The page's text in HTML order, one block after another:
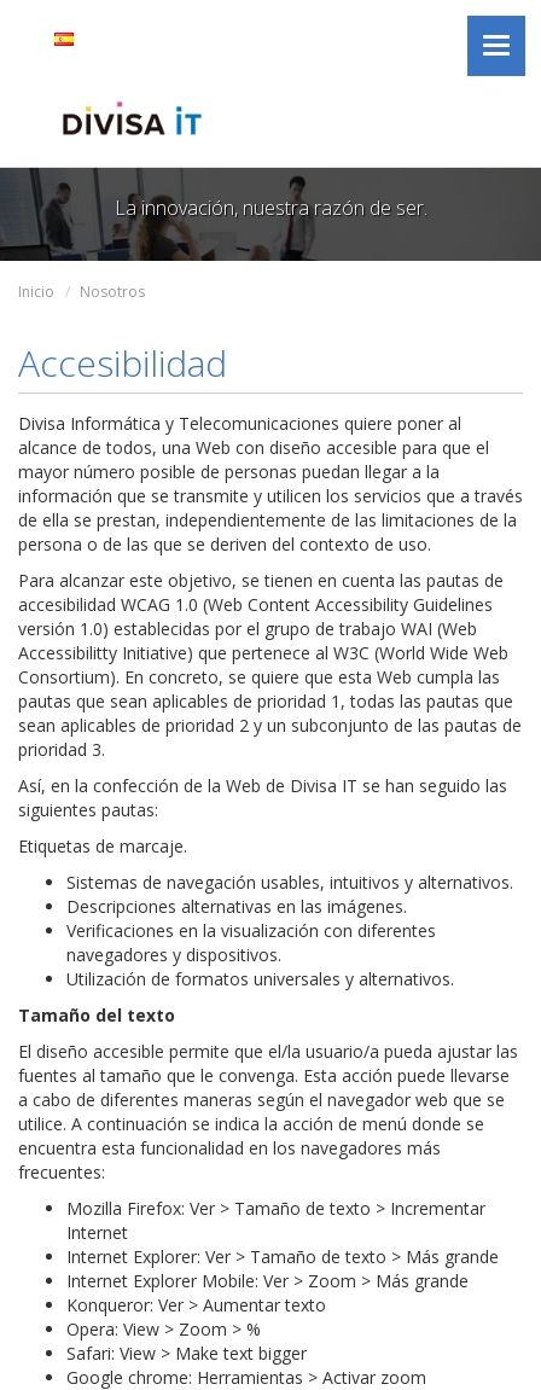
Divisa
Selector
La innovación, nuestra razón de ser.
Inicio Nosotros
Accesibilidad
Divisa Informática y Telecomunicaciones quiere poner al
alcance de todos, una Web con diseño accesible para que el
mayor número posible de personas puedan llegar a la
información que se transmite y utilicen los servicios que a través
de ella se prestan, independientemente de las limitaciones de la
persona o de las que se deriven del contexto de uso.
Para alcanzar este objetivo, se tienen en cuenta las pautas de
accesibilidad WCAG 1.0 (Web Content Accessibility Guidelines
versión 1.0) establecidas por el grupo de trabajo WAI (Web
Accessibilitty Initiative) que pertenece al W3C (World Wide Web
Consortium). En concreto, se quiere que esta Web cumpla las
pautas que sean aplicables de prioridad 1, todas las pautas que
sean aplicables de prioridad 2 y un subconjunto de las pautas de
prioridad 3.
Así, en la confección de la Web de Divisa IT se han seguido las
siguientes pautas:
Etiquetas de marcaje.
Sistemas de navegación usables, intuitivos y alternativos.
Descripciones alternativas en las imágenes.
Verificaciones en la visualización con diferentes
navegadores y dispositivos.
Utilización de formatos universales y alternativos.
Tamaño del texto
El diseño accesible permite que el/la usuario/a pueda ajustar las
fuentes al tamaño que le convenga. Esta acción puede llevarse
a cabo de diferentes maneras según el navegador web que se
utilice. A continuación se indica la acción de menú donde se
encuentra esta funcionalidad en los navegadores más
frecuentes:
Mozilla Firefox: Ver > Tamaño de texto > Incrementar
Internet
Internet Explorer: Ver > Tamaño de texto > Más grande
Internet Explorer Mobile: Ver > Zoom > Más grande
Konqueror: Ver > Aumentar texto
Opera: View > Zoom > %
Safari: View > Make text bigger
Google chrome: Herramientas > Activar zoom